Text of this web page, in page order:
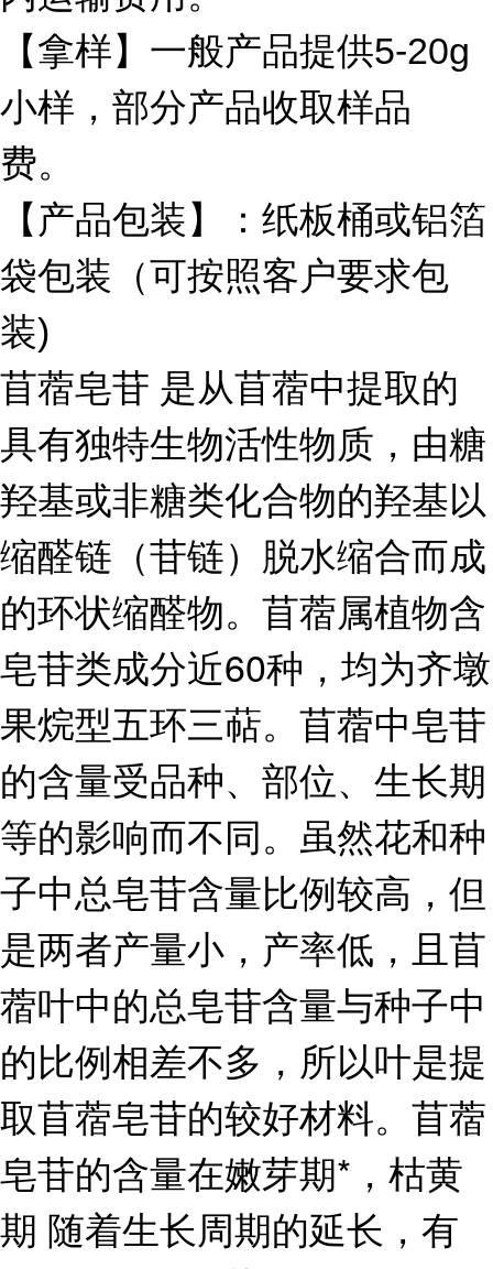
【拿样】一般产品提供5-20g
小样，部分产品收取样品
费。
【产品包装】：纸板桶或铝箔
袋包装（可按照客户要求包
装)
苜蓿皂苷 是从苜蓿中提取的
具有独特生物活性物质，由糖
羟基或非糖类化合物的羟基以
缩醛链（苷链）脱水缩合而成
的环状缩醛物。苜蓿属植物含
皂苷类成分近60种，均为齐墩
果烷型五环三萜。苜蓿中皂苷
的含量受品种、部位、生长期
等的影响而不同。虽然花和种
子中总皂苷含量比例较高，但
是两者产量小，产率低，且苜
蓿叶中的总皂苷含量与种子中
的比例相差不多，所以叶是提
取苜蓿皂苷的较好材料。苜蓿
皂苷的含量在嫩芽期*，枯黄
期 随着生长周期的延长，有